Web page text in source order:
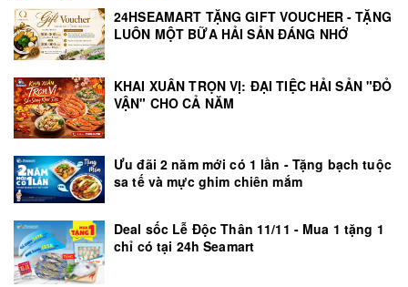
24HSEAMART TẶNG GIFT VOUCHER - TẶNG
LUÔN MỘT BỮA HẢI SẢN ĐÁNG NHỚ
KHAI XUÂN TRỌN VỊ: ĐẠI TIỆC HẢI SẢN "ĐỎ
VẬN" CHO CẢ NĂM
Ưu đãi 2 năm mới có 1 lần - Tặng bạch tuộc
sa tế và mực ghim chiên mắm
Deal sốc Lễ Độc Thân 11/11 - Mua 1 tặng 1
chỉ có tại 24h Seamart